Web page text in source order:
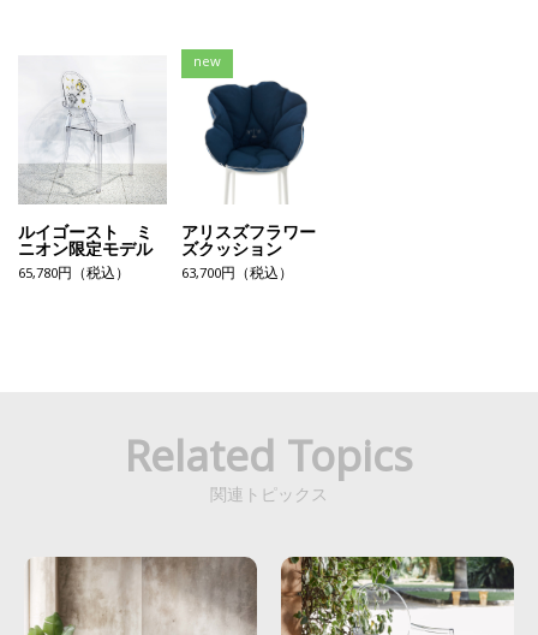
ルイゴースト ミ
ニオン限定モデル
65,780円（税込）
new
アリスズフラワー
ズクッション
63,700円（税込）
Related Topics
関連トピックス